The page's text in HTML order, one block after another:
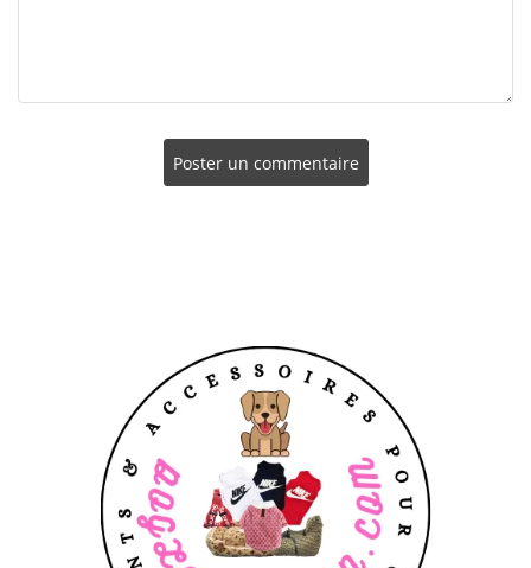
Poster un commentaire